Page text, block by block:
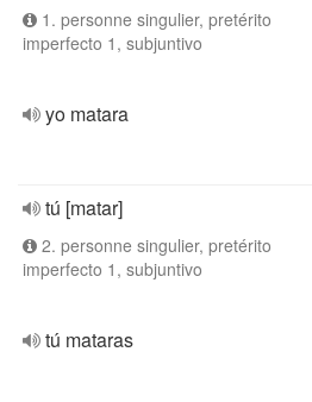
1. personne singulier, pretérito
imperfecto 1, subjuntivo
yo matara
tú [matar]
2. personne singulier, pretérito
imperfecto 1, subjuntivo
tú mataras